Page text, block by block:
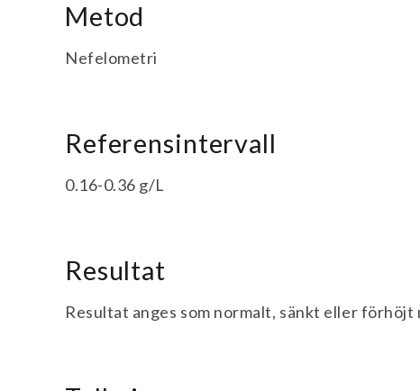
Metod
Nefelometri
Referensintervall
0.16-0.36 g/L
Resultat
Resultat anges som normalt, sänkt eller